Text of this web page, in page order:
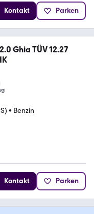
Kontakt Parken
Ghia TÜV 12.27
• Benzin
Kontakt Parken